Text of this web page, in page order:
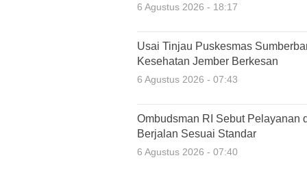
6 Agustus 2026 - 18:17
Usai Tinjau Puskesmas
Kesehatan Jember Berkesan
6 Agustus 2026 - 07:43
Ombudsman RI Sebut Pelayanan
Berjalan Sesuai Standar
6 Agustus 2026 - 07:40